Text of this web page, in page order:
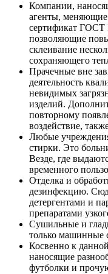
Компании,
агенты, меняющие
сертификат ГОСТ
позволяющие
склеивание
сохраняющего
Прачечные вне
деятельность
невидимых
изделий.
повторному
воздействие,
Любые
стирки. Это
Везде, где
временного
Отделка и
дезинфекцию.
детергентами и
препаратами
Сушильные и
только машинные
Косвенно к
наносящие
футболки и